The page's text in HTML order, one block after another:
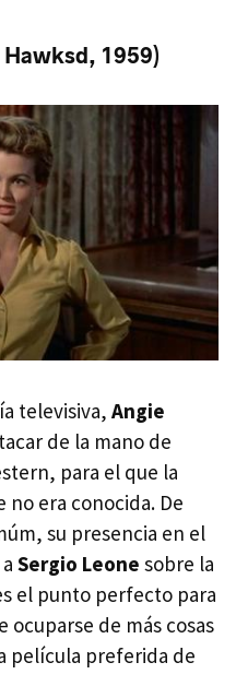
1959)
televisiva, Angie
de la mano de
para el que la
era conocida. De
su presencia en el
Sergio Leone sobre la
el punto perfecto para
ocuparse de más cosas
película preferida de